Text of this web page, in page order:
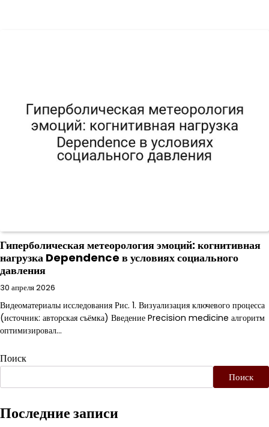
Гиперболическая метеорология эмоций: когнитивная
нагрузка Dependence в условиях социального
давления
30 апреля 2026
Видеоматериалы исследования Рис. 1. Визуализация ключевого процесса
(источник: авторская съёмка) Введение Precision medicine алгоритм
оптимизировал…
Поиск
Поиск
Последние записи